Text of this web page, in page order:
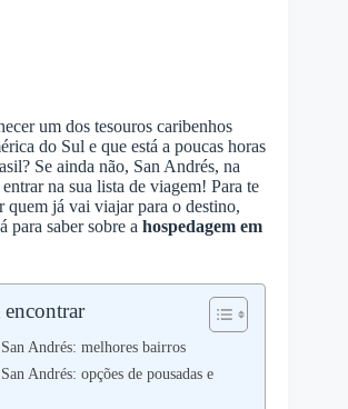
um dos tesouros caribenhos
do Sul e que está a poucas horas
Se ainda não, San Andrés, na
na sua lista de viagem! Para te
quem já vai viajar para o destino,
para saber sobre a hospedagem em
Andrés: melhores bairros
Andrés: opções de pousadas e